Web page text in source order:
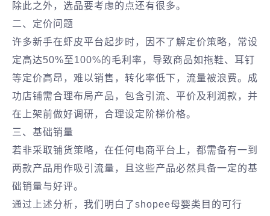
除此之外，选品要考虑的点还有很多。
二、定价问题
许多新手在虾皮平台起步时，因不了解定价策略，常设
定高达50%至100%的毛利率，导致商品如拖鞋、耳钉
等定价高昂，难以销售，转化率低下，流量被浪费。成
功店铺需合理布局产品，包含引流、平价及利润款，并
在上架前做好调研，合理设定阶梯价格。
三、基础销量
若非采取铺货策略，在任何电商平台上，都需备有一到
两款产品用作吸引流量，且这些产品必然具备一定的基
础销量与好评。
通过上述分析，我们明白了shopee母婴类目的可行